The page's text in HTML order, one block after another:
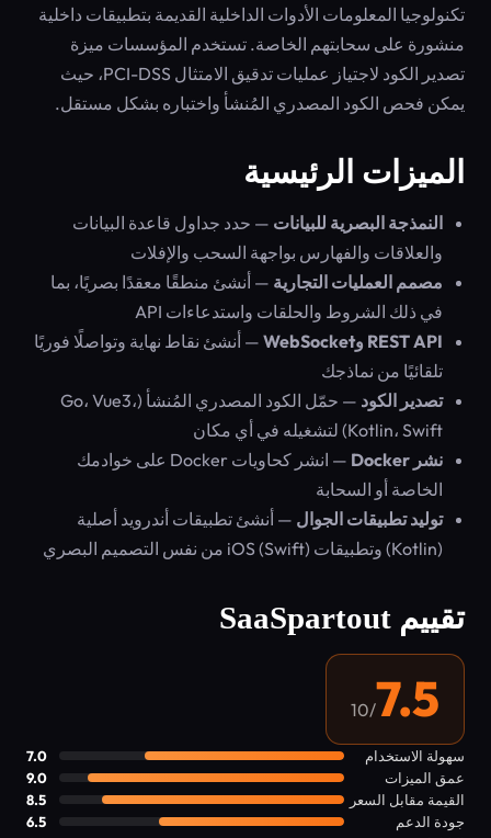
تكنولوجيا المعلومات الأدوات الداخلية القديمة بتطبيقات داخلية
منشورة على سحابتهم الخاصة. تستخدم المؤسسات ميزة
تصدير الكود لاجتياز عمليات تدقيق الامتثال PCI-DSS، حيث
يمكن فحص الكود المصدري المُنشأ واختباره بشكل مستقل.
الميزات الرئيسية
النمذجة البصرية للبيانات — حدد جداول قاعدة البيانات
والعلاقات والفهارس بواجهة السحب والإفلات
مصمم العمليات التجارية — أنشئ منطقًا معقدًا بصريًا، بما
في ذلك الشروط والحلقات واستدعاءات API
REST API وWebSocket
— أنشئ نقاط نهاية وتواصلًا فوريًا
تلقائيًا من نماذجك
تصدير الكود
— حمّل الكود المصدري المُنشأ (Go، Vue3،
Kotlin، Swift) لتشغيله في أي مكان
نشر Docker
— انشر كحاويات Docker على خوادمك
الخاصة أو السحابة
توليد تطبيقات الجوال — أنشئ تطبيقات أندرويد أصلية
(Kotlin) وتطبيقات iOS (Swift) من نفس التصميم البصري
تقييم SaaSpartout
7.5
/10
سهولة الاستخدام
7.0
عمق الميزات
9.0
القيمة مقابل السعر
8.5
جودة الدعم
6.5